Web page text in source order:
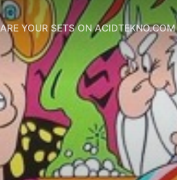
YOUR SETS ON ACIDTEKNO.COM